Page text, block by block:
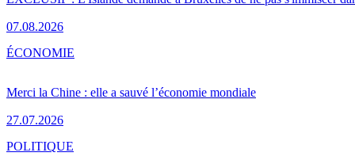
07.08.2026
Merci la Chine : elle a sauvé l’économie mondiale
27.07.2026
ÉCONOMIE
POLITIQUE